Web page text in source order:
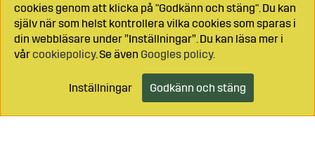
Lägg i kundvagnen
cookies genom att klicka på "Godkänn och stäng". Du kan
själv när som helst kontrollera vilka cookies som sparas i
din webbläsare under ”Inställningar”. Du kan läsa mer i
vårcookiepolicy. Se även Googles policy.
Inställningar Godkänn och stäng